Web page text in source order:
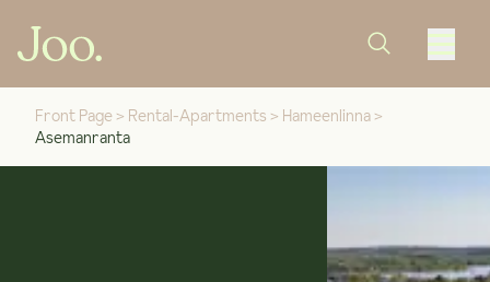
Front Page > Rental-Apartments > Hameenlinna >
Asemanranta